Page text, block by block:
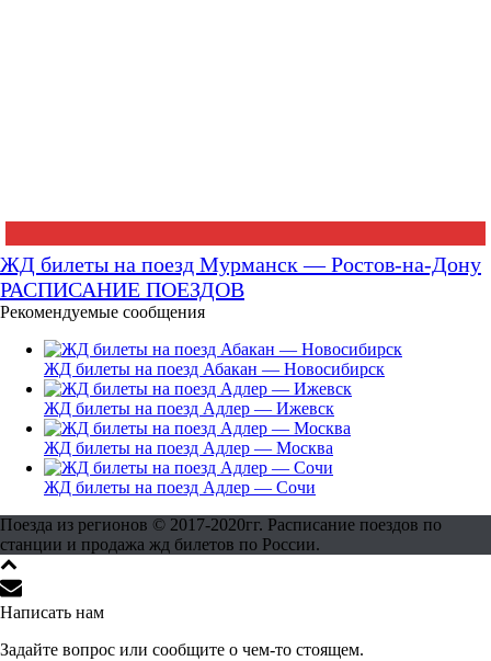
ЖД билеты на поезд Мурманск — Ростов-на-Дону
РАСПИСАНИЕ ПОЕЗДОВ
Рекомендуемые сообщения
ЖД билеты на поезд Абакан — Новосибирск
ЖД билеты на поезд Адлер — Ижевск
ЖД билеты на поезд Адлер — Москва
ЖД билеты на поезд Адлер — Сочи
Поезда из регионов © 2017-2020гг. Расписание поездов по
станции и продажа жд билетов по России.
Написать нам
Задайте вопрос или сообщите о чем-то стоящем.